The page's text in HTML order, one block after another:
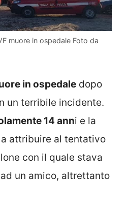
muore in ospedale Foto da
in ospedale dopo
un terribile incidente.
14 anni e la
attribuire al tentativo
con il quale stava
un amico, altrettanto